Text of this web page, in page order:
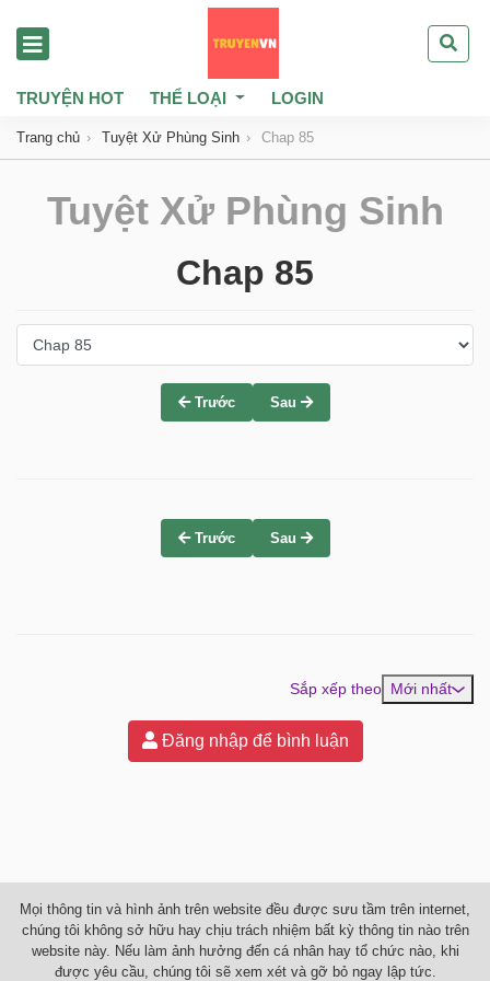
TRUYỆN HOT THỂ LOẠI LOGIN
Trang chủ Tuyệt Xử Phùng Sinh Chap 85
Tuyệt Xử Phùng Sinh
Chap 85
Trước Sau
Trước Sau
Sắp xếp theo Mới nhất
Đăng nhập để bình luận
Mọi thông tin và hình ảnh trên website đều được sưu tầm trên internet,
chúng tôi không sở hữu hay chịu trách nhiệm bất kỳ thông tin nào trên
website này. Nếu làm ảnh hưởng đến cá nhân hay tổ chức nào, khi
được yêu cầu, chúng tôi sẽ xem xét và gỡ bỏ ngay lập tức.